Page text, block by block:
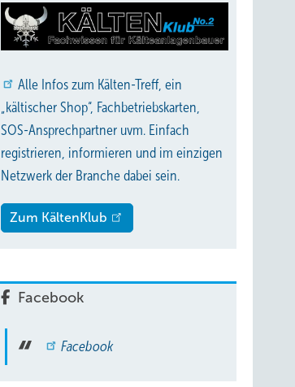
Alle Infos zum Kälten-Treff, ein
„kältischer Shop“, Fachbetriebskarten,
SOS-Ansprechpartner uvm. Einfach
registrieren, informieren und im einzigen
Netzwerk der Branche dabei sein.
Zum KältenKlub
Facebook
Facebook